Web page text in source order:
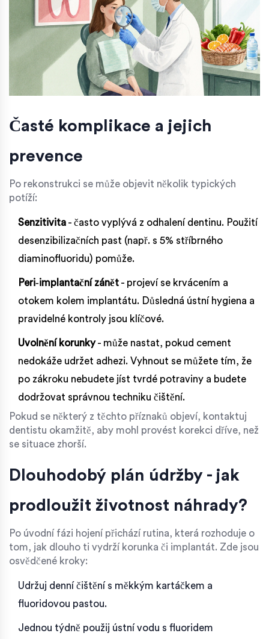
Časté komplikace a jejich
prevence
Po rekonstrukci se může objevit několik typických
potíží:
Senzitivita - často vyplývá z odhalení dentinu. Použití
desenzibilizačních past (např. s 5% stříbrného
diaminofluoridu) pomůže.
Peri‑implantační zánět - projeví se krvácením a
otokem kolem implantátu. Důsledná ústní hygiena a
pravidelné kontroly jsou klíčové.
Uvolnění korunky- může nastat, pokud cement
nedokáže udržet adhezi. Vyhnout se můžete tím, že
po zákroku nebudete jíst tvrdé potraviny a budete
dodržovat správnou techniku čištění.
Pokud se některý z těchto příznaků objeví, kontaktuj
dentistu okamžitě, aby mohl provést korekci dříve, než
se situace zhorší.
Dlouhodobý plán údržby - jak
prodloužit životnost náhrady?
Po úvodní fázi hojení přichází rutina, která rozhoduje o
tom, jak dlouho ti vydrží korunka či implantát. Zde jsou
osvědčené kroky:
Udržuj denní čištění s měkkým kartáčkem a
fluoridovou pastou.
Jednou týdně použij ústní vodu s fluoridem